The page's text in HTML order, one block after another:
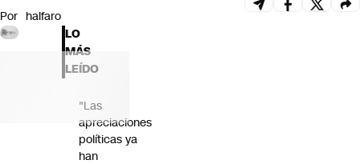
Por halfaro
LO
MÁS
LEÍDO
"Las
apreciaciones
políticas ya
han